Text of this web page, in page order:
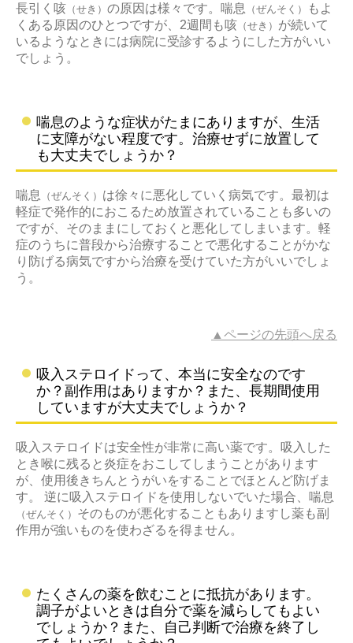
長引く咳 （せき） の原因は様々です。喘息 （ぜんそく）
もよ
くある原因のひとつですが、2週間も咳 （せき） が続いて
いるようなときには病院に受診するようにした方がいい
でしょう。
喘息のような症状がたまにありますが、生活
に支障がない程度です。治療せずに放置して
も大丈夫でしょうか？
喘息 （ぜんそく） は徐々に悪化していく病気です。最初は
軽症で発作的におこるため放置されていることも多いの
ですが、そのままにしておくと悪化してしまいます。軽
症のうちに普段から治療することで悪化することがかな
り防げる病気ですから治療を受けていた方がいいでしょ
う。
▲ページの先頭へ戻る
吸入ステロイドって、本当に安全なのです
か？副作用はありますか？また、長期間使用
していますが大丈夫でしょうか？
吸入ステロイドは安全性が非常に高い薬です。吸入した
とき喉に残ると炎症をおこしてしまうことがあります
が、使用後きちんとうがいをすることでほとんど防げま
す。 逆に吸入ステロイドを使用しないでいた場合、喘息
（ぜんそく） そのものが悪化することもありますし薬も副
作用が強いものを使わざるを得ません。
たくさんの薬を飲むことに抵抗があります。
調子がよいときは自分で薬を減らしてもよい
でしょうか？また、自己判断で治療を終了し